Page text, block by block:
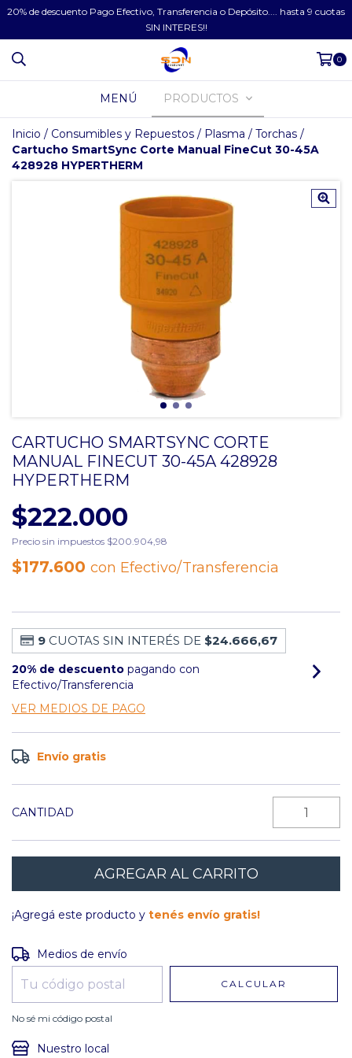
20% de descuento Pago Efectivo, Transferencia o Depósito.... hasta 9 cuotas
SIN INTERES!!
0
MENÚ PRODUCTOS
Inicio / Consumibles y Repuestos / Plasma / Torchas /
Cartucho SmartSync Corte Manual FineCut 30-45A
428928 HYPERTHERM
CARTUCHO SMARTSYNC CORTE
MANUAL FINECUT 30-45A 428928
HYPERTHERM
$222.000
Precio sin impuestos $200.904,98
$177.600 con Efectivo/Transferencia
9 CUOTAS SIN INTERÉS DE $24.666,67
20% de descuento pagando con
Efectivo/Transferencia
VER MEDIOS DE PAGO
Envío gratis
CANTIDAD
¡Agregá este producto y tenés envío gratis!
Entregas para el CP:
Medios de envío
CALCULAR
No sé mi código postal
Nuestro local